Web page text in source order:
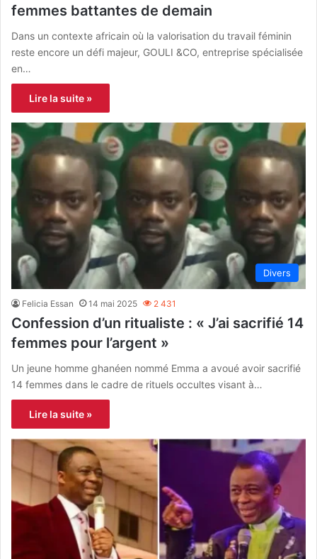
femmes battantes de demain
Dans un contexte africain où la valorisation du travail féminin
reste encore un défi majeur, GOULI &CO, entreprise spécialisée
en…
Lire la suite »
Divers
Felicia Essan 14 mai 2025 2 431
Confession d’un ritualiste : « J’ai sacrifié 14
femmes pour l’argent »
Un jeune homme ghanéen nommé Emma a avoué avoir sacrifié
14 femmes dans le cadre de rituels occultes visant à…
Lire la suite »